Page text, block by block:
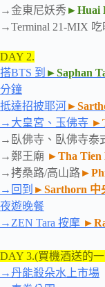
→金東尼妖秀►Huai
→Terminal 21-MIX 吃
DAY 2.
搭BTS 到 ►Saphan
分鐘
抵達招披耶河
→大皇宮、玉佛寺
→臥佛寺、臥佛寺泰
→鄭王廟 ►Tha Tien
→拷桑路/高山路
→回到 ►Sarthorn 中
夜遊晚餐
→ZEN Tara 按摩
DAY 3.(買機酒送的
→丹能殺朵水上市場